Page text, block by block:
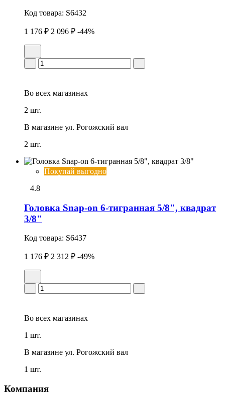
Код товара: S6432
1 176 ₽ 2 096 ₽ -44%
Во всех магазинах
2 шт.
В магазине ул. Рогожский вал
2 шт.
Покупай выгодно
4.8
Головка Snap-on 6-тигранная 5/8", квадрат
3/8"
Код товара: S6437
1 176 ₽ 2 312 ₽ -49%
Во всех магазинах
1 шт.
В магазине ул. Рогожский вал
1 шт.
Компания